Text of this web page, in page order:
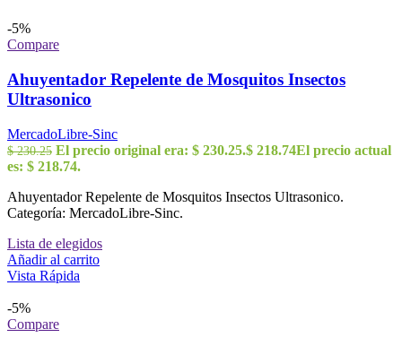
-5%
Compare
Ahuyentador Repelente de Mosquitos Insectos
Ultrasonico
MercadoLibre-Sinc
$230.25 El precio original era: $ 230.25.$ 218.74El precio actual
es: $ 218.74.
Ahuyentador Repelente de Mosquitos Insectos Ultrasonico.
Categoría: MercadoLibre-Sinc.
Lista de elegidos
Añadir al carrito
Vista Rápida
-5%
Compare